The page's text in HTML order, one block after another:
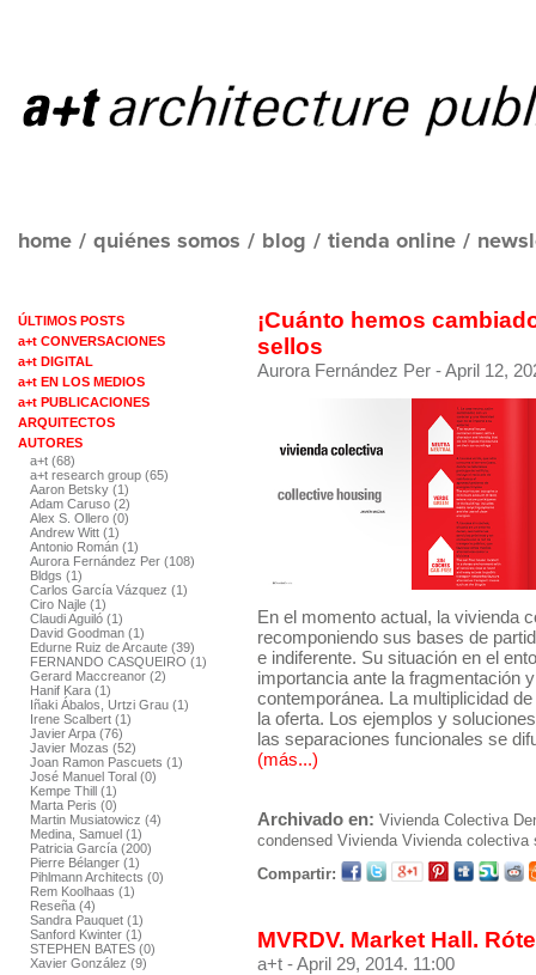
home / quiénes somos / blog / tienda online /
ÚLTIMOS POSTS
a+t CONVERSACIONES
a+t DIGITAL
a+t EN LOS MEDIOS
a+t PUBLICACIONES
ARQUITECTOS
AUTORES
a+t (68)
a+t research group (65)
Aaron Betsky (1)
Adam Caruso (2)
Alex S. Ollero (0)
Andrew Witt (1)
Antonio Román (1)
Aurora Fernández Per (108)
Bldgs (1)
Carlos García Vázquez (1)
Ciro Najle (1)
Claudi Aguiló (1)
David Goodman (1)
Edurne Ruiz de Arcaute (39)
FERNANDO CASQUEIRO (1)
Gerard Maccreanor (2)
Hanif Kara (1)
Iñaki Ábalos, Urtzi Grau (1)
Irene Scalbert (1)
Javier Arpa (76)
Javier Mozas (52)
Joan Ramon Pascuets (1)
José Manuel Toral (0)
Kempe Thill (1)
Marta Peris (0)
Martin Musiatowicz (4)
Medina, Samuel (1)
Patricia García (200)
Pierre Bélanger (1)
Pihlmann Architects (0)
Rem Koolhaas (1)
Reseña (4)
Sandra Pauquet (1)
Sanford Kwinter (1)
STEPHEN BATES (0)
Xavier González (9)
¡Cuánto hemos
sellos
Aurora Fernández Per - April 12,
En el momento actual, la vivienda
recomponiendo sus bases de
e indiferente. Su situación en el
importancia ante la fragmentación
contemporánea. La multiplicidad
la oferta. Los ejemplos y
las separaciones funcionales se
(más...)
Archivado en: Vivienda Colectiva
condensed Vivienda Vivienda colectiva
Compartir:
MVRDV. Market Hall.
a+t - April 29, 2014. 11:00